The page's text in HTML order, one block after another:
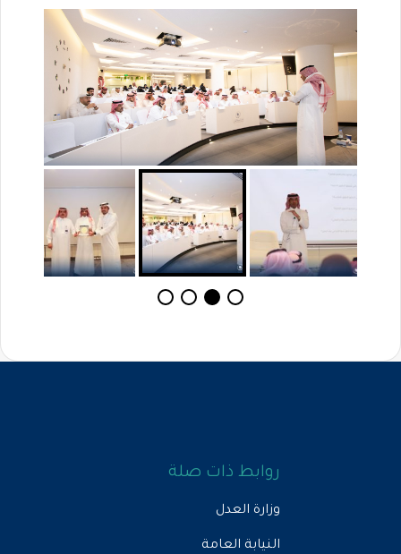
روابط ذات صلة
وزارة العدل
النيابة العامة